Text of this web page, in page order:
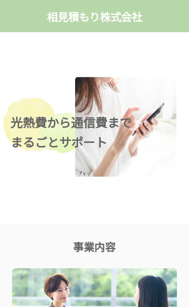
相見積もり株式会社
光熱費から通信費まで
まるごとサポート
事業内容